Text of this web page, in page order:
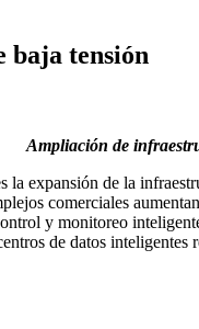
baja tensión
Ampliación de
expansión de la
comerciales
y monitoreo
de datos